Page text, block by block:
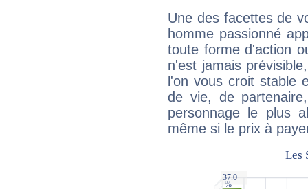
Une des facettes de
homme passionné
toute forme d'action
n'est jamais
l'on vous croit stable
de vie, de
personnage le plus
même si le prix à